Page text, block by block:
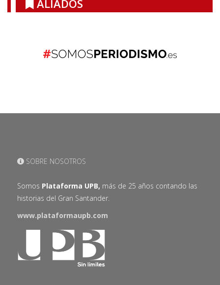
ALIADOS
SOBRE NOSOTROS
Somos Plataforma UPB, más de 25 años contando las
historias del Gran Santander.
www.plataformaupb.com